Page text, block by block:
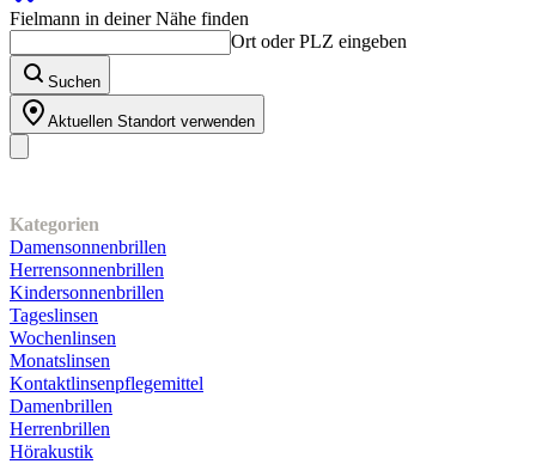
Fielmann in deiner Nähe finden
Ort oder PLZ eingeben
Suchen
Aktuellen Standort verwenden
Kategorien
Damensonnenbrillen
Herrensonnenbrillen
Kindersonnenbrillen
Tageslinsen
Wochenlinsen
Monatslinsen
Kontaktlinsenpflegemittel
Damenbrillen
Herrenbrillen
Hörakustik